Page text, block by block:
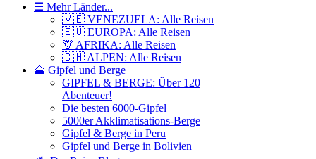
☰ Mehr Länder...
🇻🇪 VENEZUELA: Alle Reisen
🇪🇺 EUROPA: Alle Reisen
🦒 AFRIKA: Alle Reisen
🇨🇭 ALPEN: Alle Reisen
🗻 Gipfel und Berge
GIPFEL & BERGE: Über 120
Abenteuer!
Die besten 6000-Gipfel
5000er Akklimatisations-Berge
Gipfel & Berge in Peru
Gipfel und Berge in Bolivien